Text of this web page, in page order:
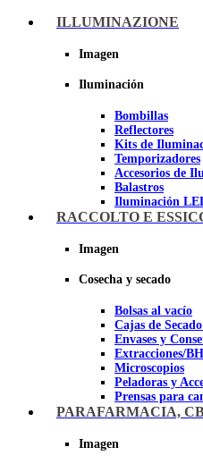
Imagen
ILLUMINAZIONE
Imagen
Iluminación
Bombillas
Reflectores
Kits de
Temporizadores
Accesorios de
Balastros
Iluminación
Iluminación
RACCOLTO E
Imagen
Cosecha y secado
Bolsas al vacío
Cajas de
Envases y
Extracciones/
Microscopios
Peladoras y
Prensas para
Secadores de
PARAFARMACIA,
Imagen